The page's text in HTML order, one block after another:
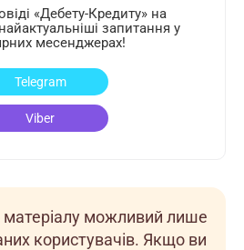
«Дебету-Кредиту» на
запитання у
месенджерах!
Telegram
Viber
можливий лише
користувачів. Якщо ви